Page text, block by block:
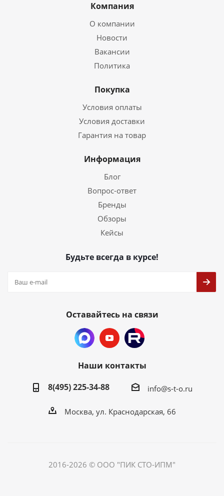
Компания
О компании
Новости
Вакансии
Политика
Покупка
Условия оплаты
Условия доставки
Гарантия на товар
Информация
Блог
Вопрос-ответ
Бренды
Обзоры
Кейсы
Будьте всегда в курсе!
Оставайтесь на связи
Наши контакты
8(495) 225-34-88
info@s-t-o.ru
Москва, ул. Краснодарская, 66
2016-2026 © ООО "ПИК СТО-ИПМ"